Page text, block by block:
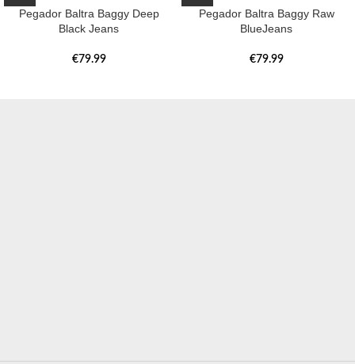
Pegador Baltra Baggy Deep
Black Jeans
€79.99
Pegador Baltra Baggy Raw
BlueJeans
€79.99